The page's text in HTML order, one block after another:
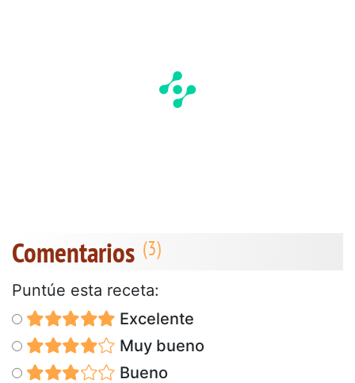
Comentarios
Puntúe esta receta:
Excelente
Muy bueno
Bueno